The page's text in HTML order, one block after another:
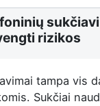
rizikos
tampa vis
Sukčiai